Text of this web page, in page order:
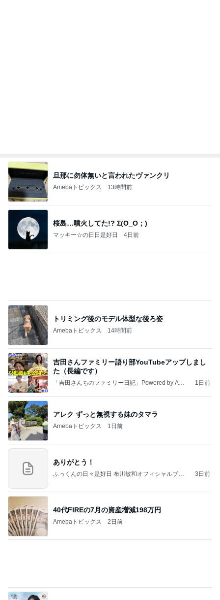
旦那に勿体無いと言われたヴァンクリ
Amebaトピックス 13時間前
桜島…噴火してた!? Σ(O_O；)
マッキー☆の日日是好日 4日前
トリミング後のモデル体型な後ろ姿
Amebaトピックス 14時間前
吉田さんファミリー語り部YouTubeアップしまし
た（長編です）
「吉田さんちのファミリー日記」Powered by Ame
1日前
アレク ずっと無視する妹のタマラ
Amebaトピックス 1日前
ありがとう！
ふっくんの日々是好日 布川敏和オフィシャルブロ
3日前
40代FIREの7月の資産増減198万円
Amebaトピックス 2日前